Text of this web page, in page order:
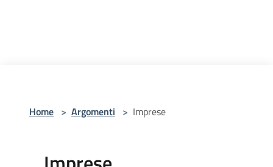
Home > Argomenti > Imprese